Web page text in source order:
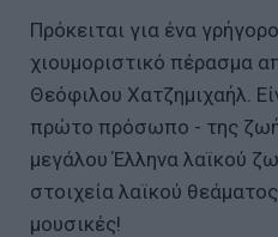
Πρόκειται για ένα
χιουμοριστικό πέρασμα
Θεόφιλου Χατζημιχαήλ.
πρώτο πρόσωπο - της
μεγάλου Έλληνα λαϊκού
στοιχεία λαϊκού
μουσικές!